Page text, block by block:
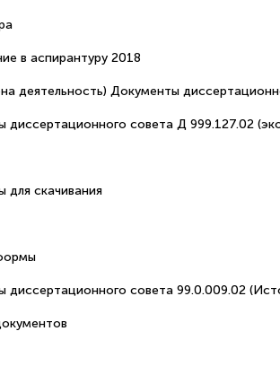
в аспирантуру 2018
деятельность) Документы
диссертационного совета Д 999.127.02
для скачивания
диссертационного совета 99.0.009.02